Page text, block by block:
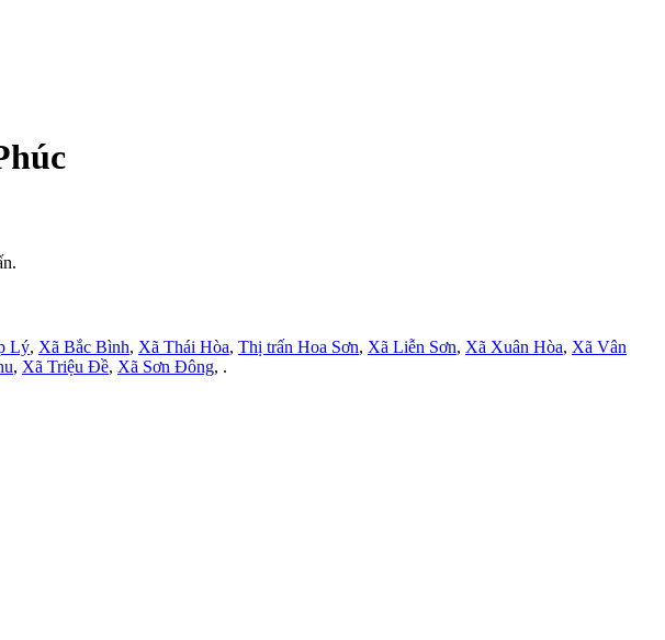
Lý, Xã Bắc Bình, Xã Thái Hòa, Thị trấn Hoa Sơn, Xã Liễn Sơn, Xã Xuân Hòa, Xã Vân
, Xã Triệu Đề, Xã Sơn Đông, .